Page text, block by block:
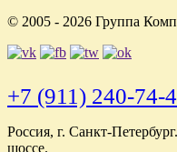
© 2005 - 2026 Группа
+7 (911) 240-74-
Россия, г. Санкт-
шоссе.